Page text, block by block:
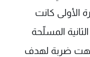
الأولى كانت
المسلّحة
وجّهت ضربة لهدف